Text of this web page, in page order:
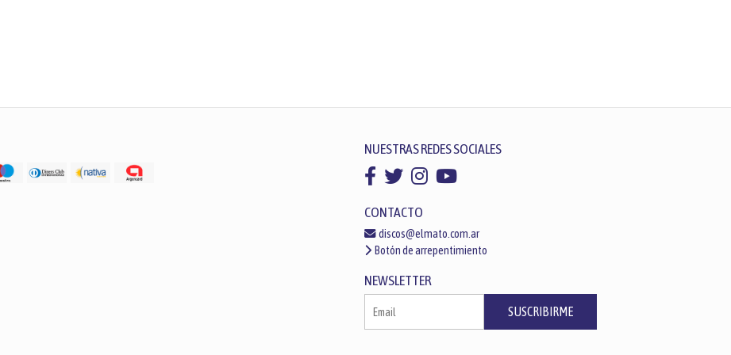
NUESTRAS REDES SOCIALES
CONTACTO
discos@elmato.com.ar
Botón de arrepentimiento
NEWSLETTER
SUSCRIBIRME